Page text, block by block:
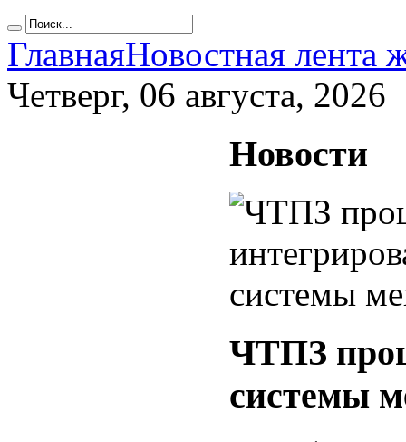
ГлавнаяНовостная лента
Четверг, 06 августа, 2026
Новости
ЧТПЗ
системы